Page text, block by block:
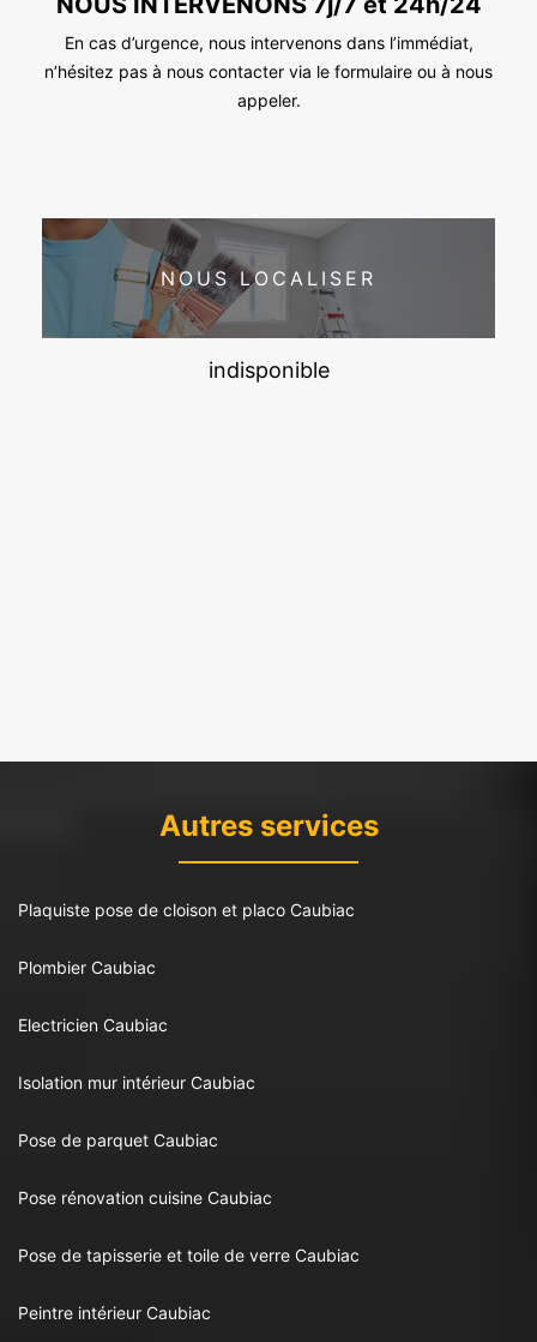
En cas d’urgence, nous intervenons dans l’immédiat,
n’hésitez pas à nous contacter via le formulaire ou à nous
appeler.
NOUS LOCALISER
indisponible
Autres services
Plaquiste pose de cloison et placo Caubiac
Plombier Caubiac
Electricien Caubiac
Isolation mur intérieur Caubiac
Pose de parquet Caubiac
Pose rénovation cuisine Caubiac
Pose de tapisserie et toile de verre Caubiac
Peintre intérieur Caubiac